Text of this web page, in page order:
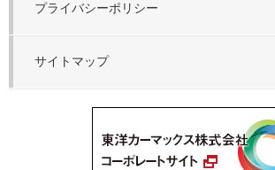
プライバシーポリシー
サイトマップ